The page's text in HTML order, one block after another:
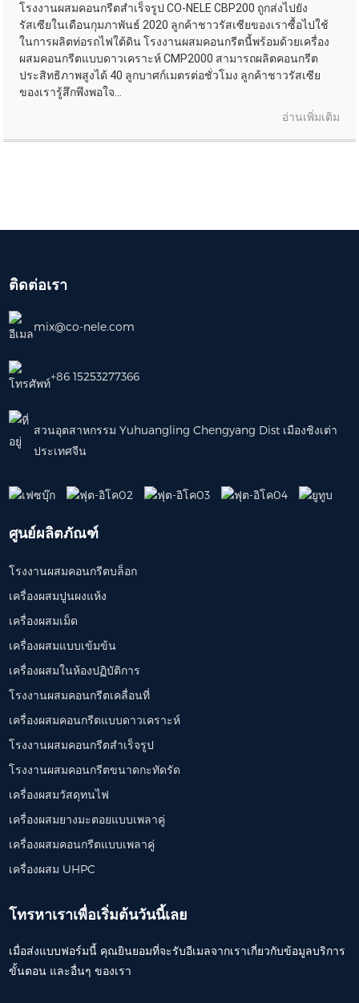
โรงงานผสมคอนกรีตสำเร็จรูป CO-NELE CBP200 ถูกส่งไปยัง
รัสเซียในเดือนกุมภาพันธ์ 2020 ลูกค้าชาวรัสเซียของเราซื้อไปใช้
ในการผลิตท่อรถไฟใต้ดิน โรงงานผสมคอนกรีตนี้พร้อมด้วยเครื่อง
ผสมคอนกรีตแบบดาวเคราะห์ CMP2000 สามารถผลิตคอนกรีต
ประสิทธิภาพสูงได้ 40 ลูกบาศก์เมตรต่อชั่วโมง ลูกค้าชาวรัสเซีย
ของเรารู้สึกพึงพอใจ...
อ่านเพิ่มเติม
ติดต่อเรา
mix@co-nele.com
+86 15253277366
สวนอุตสาหกรรม Yuhuangling Chengyang Dist เมืองชิงเต่า
ประเทศจีน
ศูนย์ผลิตภัณฑ์
โรงงานผสมคอนกรีตบล็อก
เครื่องผสมปูนผงแห้ง
เครื่องผสมเม็ด
เครื่องผสมแบบเข้มข้น
เครื่องผสมในห้องปฏิบัติการ
โรงงานผสมคอนกรีตเคลื่อนที่
เครื่องผสมคอนกรีตแบบดาวเคราะห์
โรงงานผสมคอนกรีตสำเร็จรูป
โรงงานผสมคอนกรีตขนาดกะทัดรัด
เครื่องผสมวัสดุทนไฟ
เครื่องผสมยางมะตอยแบบเพลาคู่
เครื่องผสมคอนกรีตแบบเพลาคู่
เครื่องผสม UHPC
โทรหาเราเพื่อเริ่มต้นวันนี้เลย
เมื่อส่งแบบฟอร์มนี้ คุณยินยอมที่จะรับอีเมลจากเราเกี่ยวกับข้อมูลบริการ
ขั้นตอน และอื่นๆ ของเรา